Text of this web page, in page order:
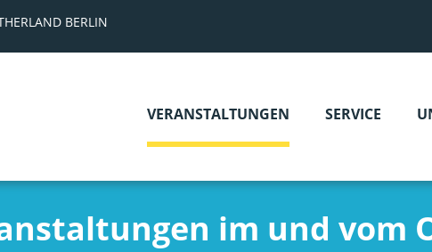
BERLIN
überspringen
VERANSTALTUNGEN SERVICE
im und vom